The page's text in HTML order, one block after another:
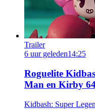
Trailer
6 uur geleden14:25
Roguelite
Man en Kirby
Kidbash: Super